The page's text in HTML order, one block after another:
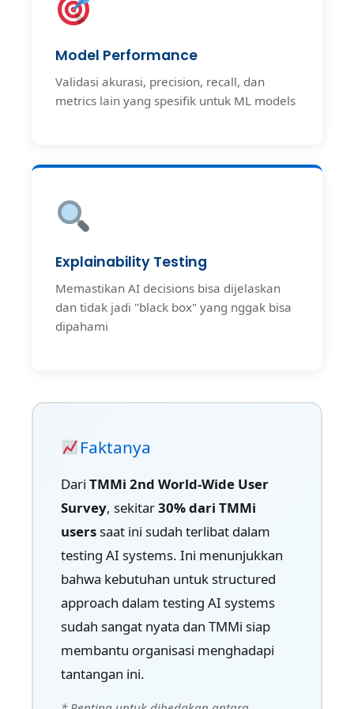
Model Performance
Validasi akurasi, precision, recall, dan
metrics lain yang spesifik untuk ML models
Explainability Testing
Memastikan AI decisions bisa dijelaskan
dan tidak jadi "black box" yang nggak bisa
dipahami
Faktanya
Dari TMMi 2nd World-Wide User
Survey, sekitar30% dari TMMi
userssaat ini sudah terlibat dalam
testing AI systems. Ini menunjukkan
bahwa kebutuhan untuk structured
approach dalam testing AI systems
sudah sangat nyata dan TMMi siap
membantu organisasi menghadapi
tantangan ini.